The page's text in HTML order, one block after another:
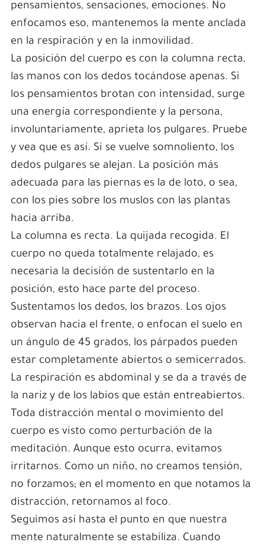
pensamientos, sensaciones, emociones. No
enfocamos eso, mantenemos la mente anclada
en la respiración y en la inmovilidad.
La posición del cuerpo es con la columna recta,
las manos con los dedos tocándose apenas. Si
los pensamientos brotan con intensidad, surge
una energía correspondiente y la persona,
involuntariamente, aprieta los pulgares. Pruebe
y vea que es así. Si se vuelve somnoliento, los
dedos pulgares se alejan. La posición más
adecuada para las piernas es la de loto, o sea,
con los pies sobre los muslos con las plantas
hacia arriba.
La columna es recta. La quijada recogida. El
cuerpo no queda totalmente relajado, es
necesaria la decisión de sustentarlo en la
posición, esto hace parte del proceso.
Sustentamos los dedos, los brazos. Los ojos
observan hacia el frente, o enfocan el suelo en
un ángulo de 45 grados, los párpados pueden
estar completamente abiertos o semicerrados.
La respiración es abdominal y se da a través de
la nariz y de los labios que están entreabiertos.
Toda distracción mental o movimiento del
cuerpo es visto como perturbación de la
meditación. Aunque esto ocurra, evitamos
irritarnos. Como un niño, no creamos tensión,
no forzamos; en el momento en que notamos la
distracción, retornamos al foco.
Seguimos así hasta el punto en que nuestra
mente naturalmente se estabiliza. Cuando